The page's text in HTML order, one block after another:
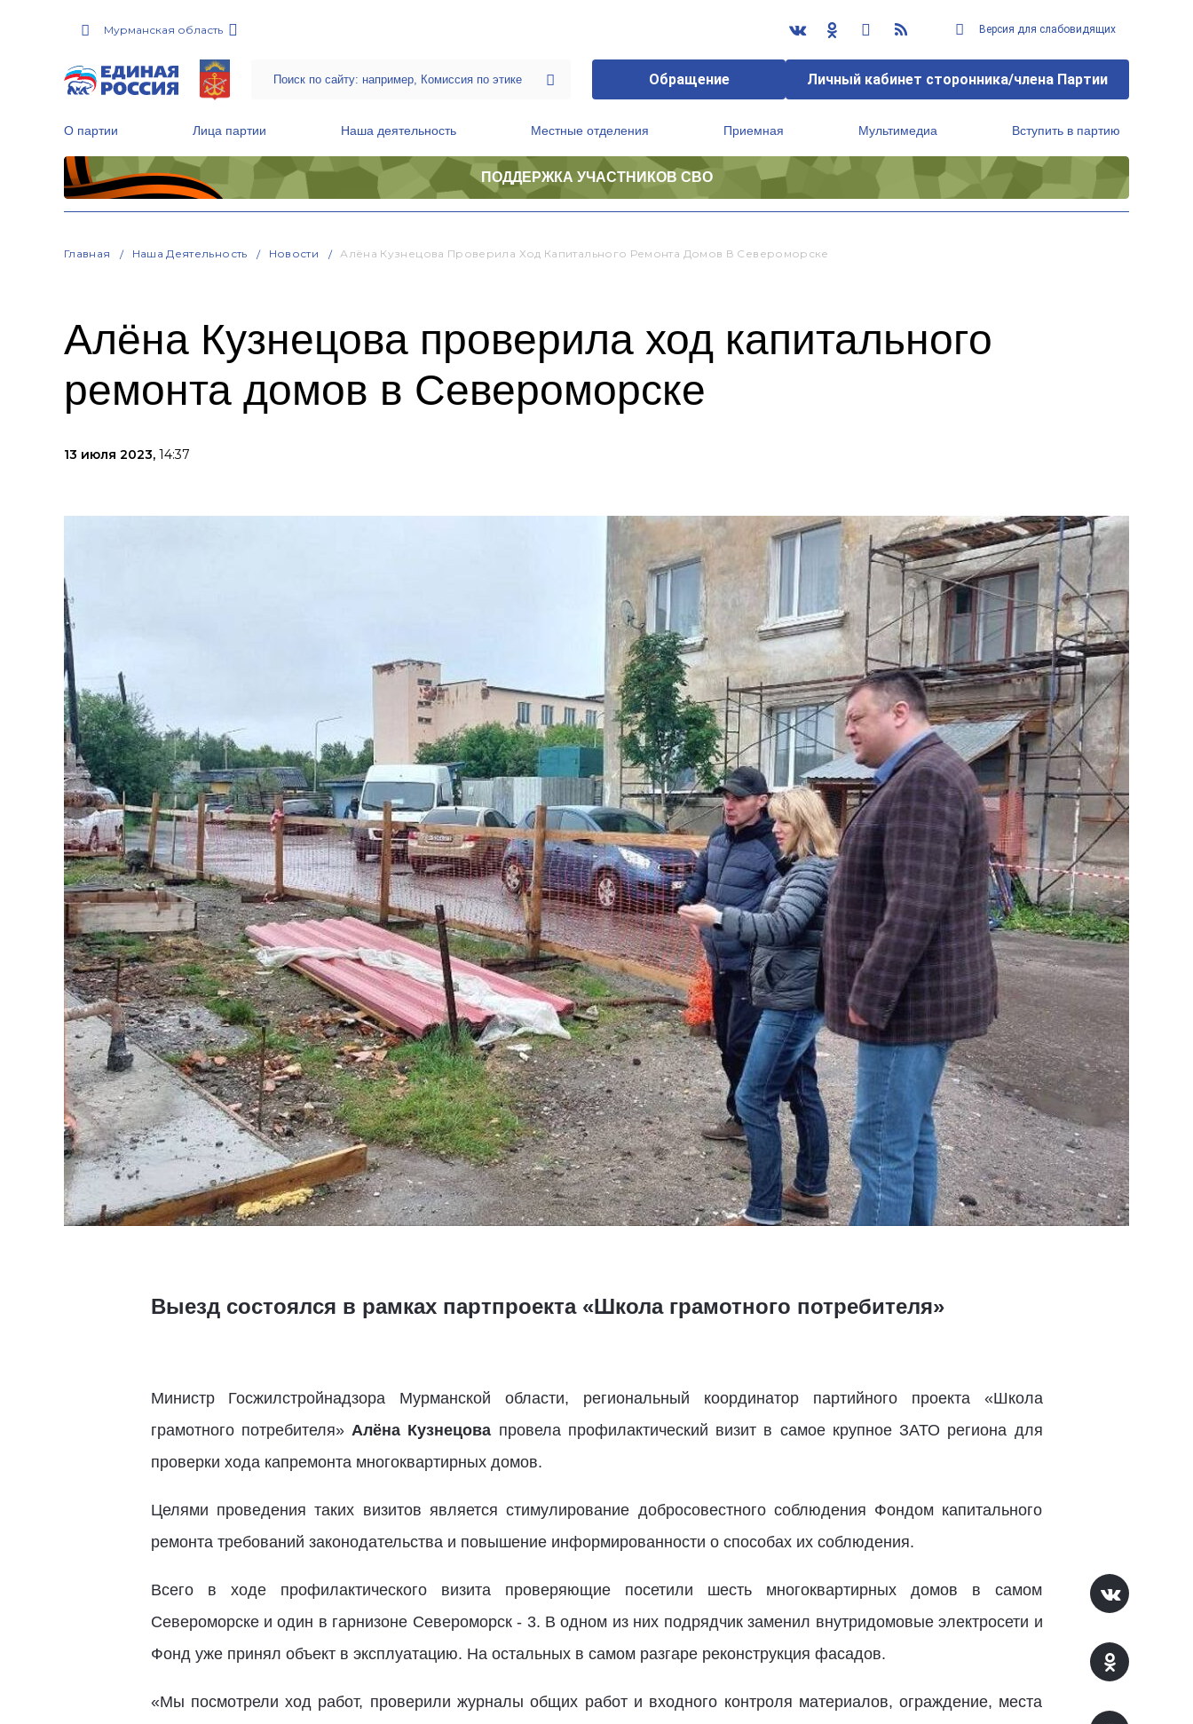
Мурманская область Версия для слабовидящих
Обращение Личный кабинет сторонника/члена Партии
О партии Лица партии Наша деятельность Местные отделения Приемная Мультимедиа Вступить в партию
ПОДДЕРЖКА УЧАСТНИКОВ СВО
Главная Наша Деятельность Новости Алёна Кузнецова Проверила Ход Капитального Ремонта Домов В Североморске
Алёна Кузнецова проверила ход капитального
ремонта домов в Североморске
13 июля 2023, 14:37
Выезд состоялся в рамках партпроекта «Школа грамотного потребителя»
Министр Госжилстройнадзора Мурманской области, региональный координатор партийного проекта «Школа
грамотного потребителя» Алёна Кузнецова провела профилактический визит в самое крупное ЗАТО региона для
проверки хода капремонта многоквартирных домов.
Целями проведения таких визитов является стимулирование добросовестного соблюдения Фондом капитального
ремонта требований законодательства и повышение информированности о способах их соблюдения.
Всего в ходе профилактического визита проверяющие посетили шесть многоквартирных домов в самом
Североморске и один в гарнизоне Североморск - 3. В одном из них подрядчик заменил внутридомовые электросети и
Фонд уже принял объект в эксплуатацию. На остальных в самом разгаре реконструкция фасадов.
«Мы посмотрели ход работ, проверили журналы общих работ и входного контроля материалов, ограждение, места